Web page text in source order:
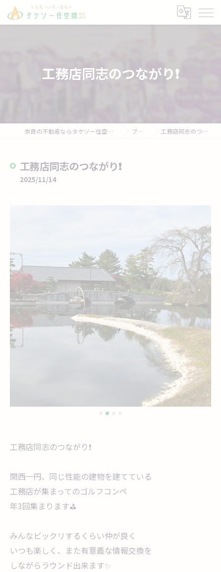
工務店同志のつながり❗
奈良の不動産ならタケソー住空間株式会社 ブログ 工務店同志のつながり❗
工務店同志のつながり❗
2025/11/14
工務店同志のつながり❗
関西一円、同じ性能の建物を建てている
工務店が集まってのゴルフコンペ
年3回集まります⛳
みんなビックリするくらい仲が良く
いつも楽しく、また有意義な情報交換を
しながらラウンド出来ます✨